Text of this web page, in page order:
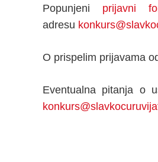
Popunjeni prijavni
adresu
O prispelim prijavama
Eventualna pitanja o